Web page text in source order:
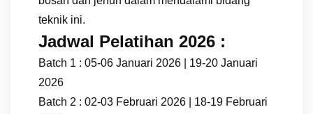
teknik ini.
Jadwal Pelatihan 2026 :
Batch 1 : 05-06 Januari 2026 | 19-20 Januari
2026
Batch 2 : 02-03 Februari 2026 | 18-19 Februari